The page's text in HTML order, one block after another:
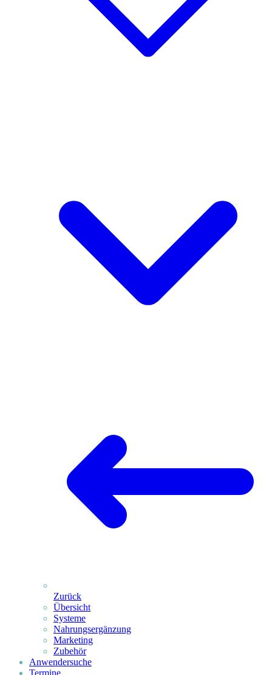
Zurück
Übersicht
Systeme
Nahrungsergänzung
Marketing
Zubehör
Anwendersuche
Termine